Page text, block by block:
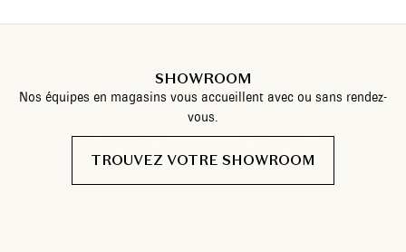
SHOWROOM
Nos équipes en magasins vous accueillent avec ou sans rendez-
vous.
TROUVEZ VOTRE SHOWROOM